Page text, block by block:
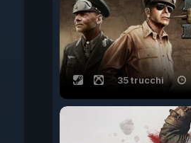
35 trucchi